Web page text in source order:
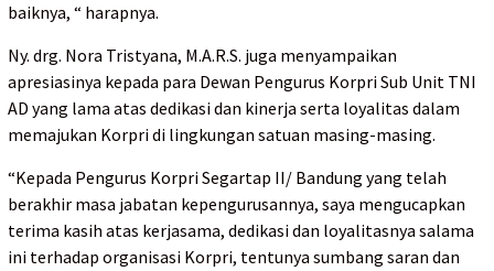
baiknya, “ harapnya.
Ny. drg. Nora Tristyana, M.A.R.S. juga menyampaikan
apresiasinya kepada para Dewan Pengurus Korpri Sub Unit TNI
AD yang lama atas dedikasi dan kinerja serta loyalitas dalam
memajukan Korpri di lingkungan satuan masing-masing.
“Kepada Pengurus Korpri Segartap II/ Bandung yang telah
berakhir masa jabatan kepengurusannya, saya mengucapkan
terima kasih atas kerjasama, dedikasi dan loyalitasnya salama
ini terhadap organisasi Korpri, tentunya sumbang saran dan